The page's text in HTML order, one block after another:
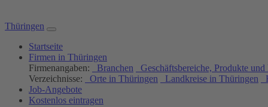
Thüringen
Startseite
Firmen in Thüringen
Firmenangaben:
Branchen
Geschäftsbereiche, Produkte
Verzeichnisse:
Orte in Thüringen Landkreise in Thüringen
Job-Angebote
Kostenlos eintragen